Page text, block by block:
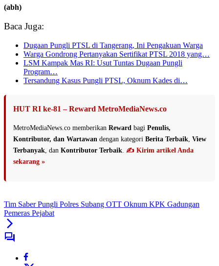
(abh)
Baca Juga:
Dugaan Pungli PTSL di Tangerang, Ini Pengakuan Warga
Warga Gondrong Pertanyakan Sertifikat PTSL 2018 yang…
LSM Kampak Mas RI: Usut Tuntas Dugaan Pungli
Program…
Tersandung Kasus Pungli PTSL, Oknum Kades di…
HUT RI ke-81 – Reward MetroMediaNews.co
MetroMediaNews.co memberikan Reward bagi Penulis,
Kontributor, dan Wartawan dengan kategori Berita Terbaik View
Terbanyak , dan Kontributor Terbaik ✍️ Kirim artikel Anda
sekarang »
Tim Saber Pungli Polres Subang OTT Oknum KPK Gadungan
Pemeras Pejabat